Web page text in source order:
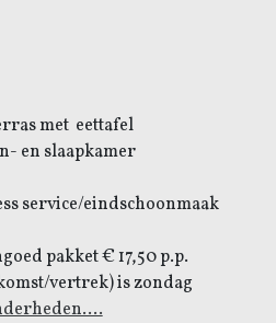
met eettafel
en slaapkamer
service/eindschoonmaak
pakket € 17,50 p.p.
vertrek) is zondag